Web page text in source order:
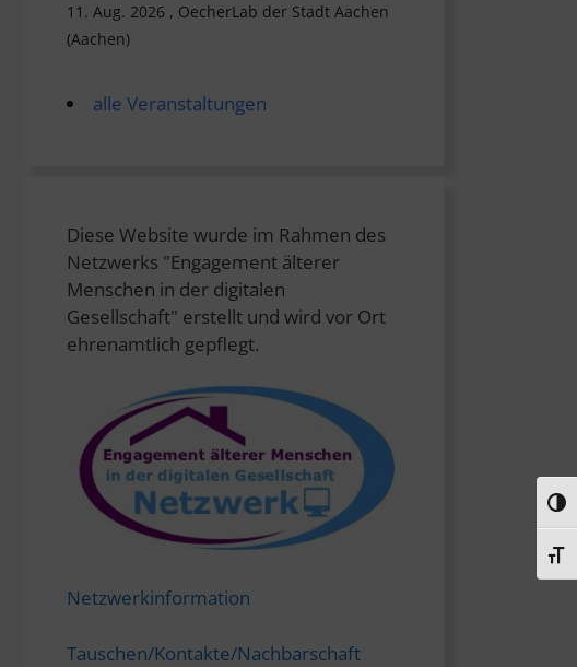
11. Aug. 2026 , OecherLab der Stadt Aachen
(Aachen)
alle Veranstaltungen
Diese Website wurde im Rahmen des
Netzwerks "Engagement älterer
Menschen in der digitalen
Gesellschaft" erstellt und wird vor Ort
ehrenamtlich gepflegt.
Netzwerkinformation
Tauschen/Kontakte/Nachbarschaft